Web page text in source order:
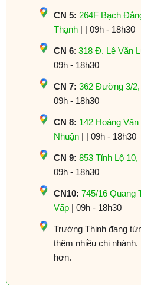
CN 5: 264F Bạch
Thạnh| | 09h - 18h30
CN 6: 318 Đ. Lê Văn
09h - 18h30
CN 7: 362 Đường 3/
09h - 18h30
CN 8: 142 Hoàng
Nhuận| | 09h - 18h30
CN 9: 853 Tỉnh Lộ
09h - 18h30
CN10: 745/16 Quang
Vấp| 09h - 18h30
Trường Thịnh đang
thêm nhiều chi
hơn.